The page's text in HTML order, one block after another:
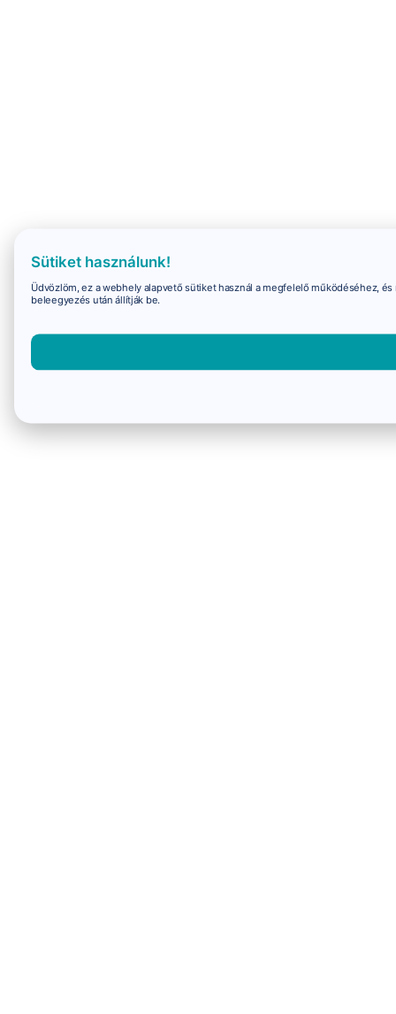
Sütiket használunk!
Üdvözlöm, ez a webhely alapvető sütiket használ a megfelelő működéséhez,
beleegyezés után állítják be.